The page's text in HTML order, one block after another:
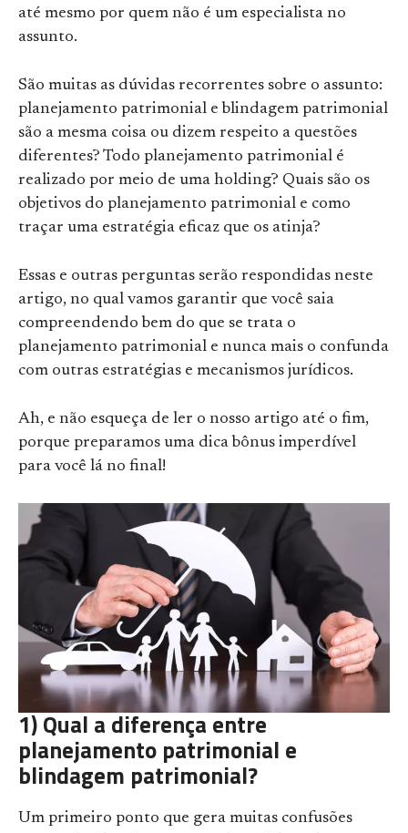
até mesmo por quem não é um especialista no
assunto.
São muitas as dúvidas recorrentes sobre o assunto:
planejamento patrimonial e blindagem patrimonial
são a mesma coisa ou dizem respeito a questões
diferentes? Todo planejamento patrimonial é
realizado por meio de uma holding? Quais são os
objetivos do planejamento patrimonial e como
traçar uma estratégia eficaz que os atinja?
Essas e outras perguntas serão respondidas neste
artigo, no qual vamos garantir que você saia
compreendendo bem do que se trata o
planejamento patrimonial e nunca mais o confunda
com outras estratégias e mecanismos jurídicos.
Ah, e não esqueça de ler o nosso artigo até o fim,
porque preparamos uma dica bônus imperdível
para você lá no final!
1) Qual a diferença entre
planejamento patrimonial e
blindagem patrimonial?
Um primeiro ponto que gera muitas confusões